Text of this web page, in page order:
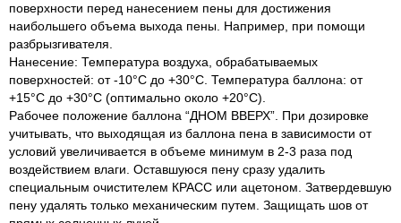
поверхности перед нанесением пены для достижения
наибольшего объема выхода пены. Например, при помощи
разбрызгивателя.
Нанесение: Температура воздуха, обрабатываемых
поверхностей: от -10°C до +30°C. Температура баллона: от
+15°C до +30°C (оптимально около +20°C).
Рабочее положение баллона “ДНОМ ВВЕРХ”. При дозировке
учитывать, что выходящая из баллона пена в зависимости от
условий увеличивается в объеме минимум в 2-3 раза под
воздействием влаги. Оставшуюся пену сразу удалить
специальным очистителем КРАСС или ацетоном. Затвердевшую
пену удалять только механическим путем. Защищать шов от